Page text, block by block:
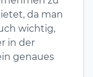
da man
wichtig,
in der
genaues